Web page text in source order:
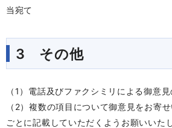
当宛て
3 その他
（1）電話及びファクシミリによる御意
（2）複数の項目について御意見をお寄
ごとに記載していただくようお願いいた